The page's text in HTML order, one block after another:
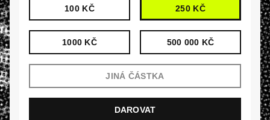
100 KČ 250 KČ
1000 KČ 500 000 KČ